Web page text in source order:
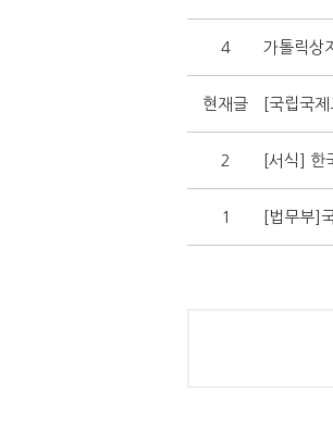
4 가톨릭상
현재글 [국립국
2 [서식]
1 [법무부]